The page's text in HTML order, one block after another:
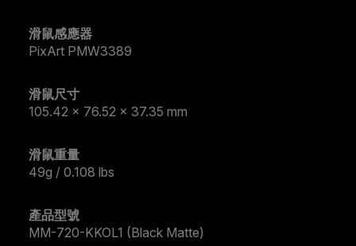
滑鼠感應器
PixArt PMW3389
滑鼠尺寸
105.42 x 76.52 x 37.35 mm
滑鼠重量
49g / 0.108 lbs
產品型號
MM-720-KKOL1 (Black Matte)